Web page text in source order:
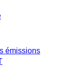
émissions